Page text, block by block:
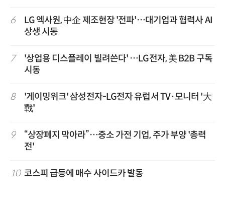
6
LG 엑사원, 中企 제조현장 '전파'…대기업과 협력사 AI
상생 시동
7
'상업용 디스플레이 빌려쓴다' …LG전자, 美 B2B 구독
시동
8
'게이밍위크' 삼성전자-LG전자 유럽서 TV·모니터 '大
戰'
9
“상장폐지 막아라”…중소 가전 기업, 주가 부양 '총력
전'
10 코스피 급등에 매수 사이드카 발동